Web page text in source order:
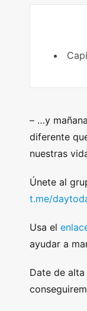
– …y
diferente
nuestras
Únete al
t.me/
Usa el
ayudar a
Date de